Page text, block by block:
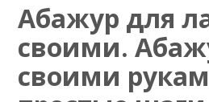
Абажур для
своими.
своими